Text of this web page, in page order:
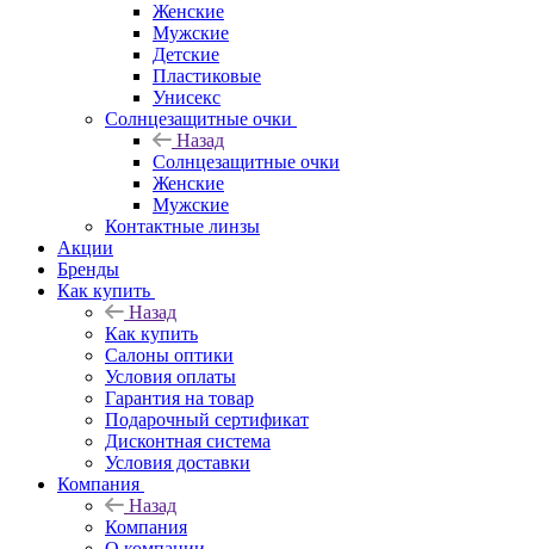
Женские
Мужские
Детские
Пластиковые
Унисекс
Солнцезащитные очки
Назад
Солнцезащитные очки
Женские
Мужские
Контактные линзы
Акции
Бренды
Как купить
Назад
Как купить
Салоны оптики
Условия оплаты
Гарантия на товар
Подарочный сертификат
Дисконтная система
Условия доставки
Компания
Назад
Компания